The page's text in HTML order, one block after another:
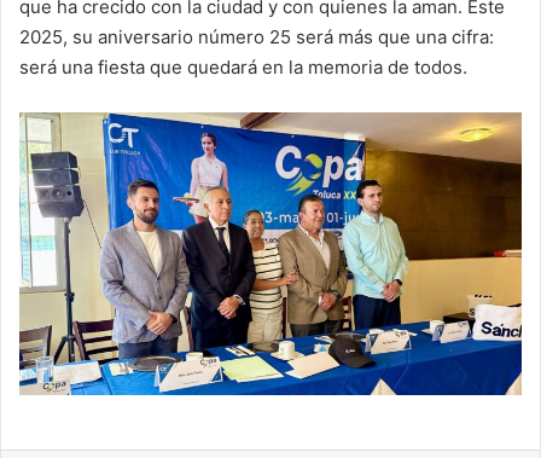
que ha crecido con la ciudad y con quienes la aman. Este
2025, su aniversario número 25 será más que una cifra:
será una fiesta que quedará en la memoria de todos.